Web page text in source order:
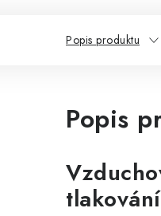
Popis produktu
Popis